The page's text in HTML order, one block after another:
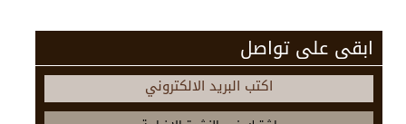
ابقى على تواصل
اكتب البريد الالكتروني